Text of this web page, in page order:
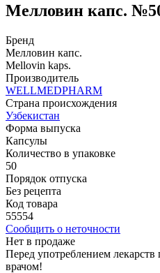
Мелловин капс.
Бренд
Мелловин капс.
Mellovin kaps.
Производитель
WELLMEDPHARM
Страна происхождения
Узбекистан
Форма выпуска
Капсулы
Количество в упаковке
50
Порядок отпуска
Без рецепта
Код товара
55554
Сообщить о неточности
Нет в продаже
Перед употреблением лекарств
врачом!